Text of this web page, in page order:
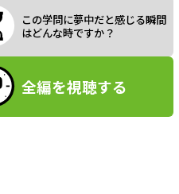
V
i
この学問に夢中だと感じる瞬間
はどんな時ですか？
全編を視聴する